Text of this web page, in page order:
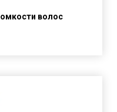
волос